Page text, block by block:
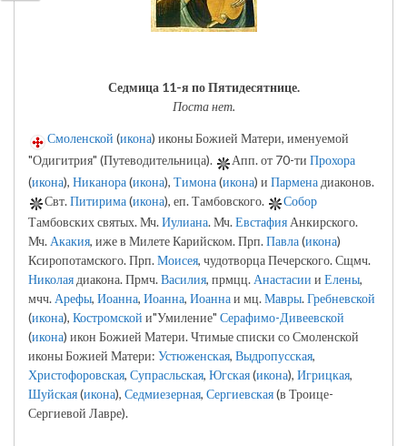
Седмица 11-я по Пятидесятнице.
Поста нет.
Смоленской (икона) иконы Божией Матери, именуемой
"Одигитрия" (Путеводительница).
Апп. от 70-ти Прохора
(икона), Никанора(икона), Тимона(икона) и Пармена диаконов.
Свт.Питирима(икона), еп. Тамбовского.
Собор
Тамбовских святых. Мч.Иулиана. Мч.Евстафия Анкирского.
Мч. Акакия, иже в Милете Карийском. Прп.Павла(икона)
Ксиропотамского. Прп.Моисея, чудотворца Печерского. Сщмч.
Николая диакона. Прмч.Василия, прмцц. Анастасии и Елены,
мчч. Арефы, Иоанна, Иоанна, Иоаннаи мц.Мавры.Гребневской
(икона), Костромской и"Умиление" Серафимо-Дивеевской
(икона) икон Божией Матери. Чтимые списки со Смоленской
иконы Божией Матери: Устюженская, Выдропусская,
Христофоровская, Супрасльская, Югская(икона), Игрицкая,
Шуйская(икона), Седмиезерная, Сергиевская(в Троице-
Сергиевой Лавре).